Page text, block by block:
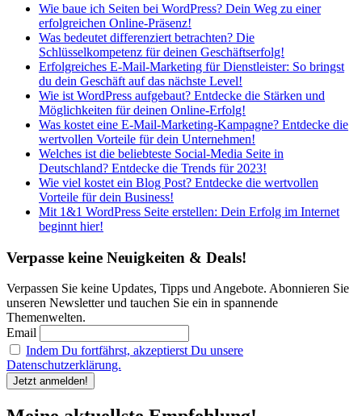
Wie baue ich Seiten bei WordPress? Dein Weg zu einer
erfolgreichen Online-Präsenz!
Was bedeutet differenziert betrachten? Die
Schlüsselkompetenz für deinen Geschäftserfolg!
Erfolgreiches E-Mail-Marketing für Dienstleister: So bringst
du dein Geschäft auf das nächste Level!
Wie ist WordPress aufgebaut? Entdecke die Stärken und
Möglichkeiten für deinen Online-Erfolg!
Was kostet eine E-Mail-Marketing-Kampagne? Entdecke die
wertvollen Vorteile für dein Unternehmen!
Welches ist die beliebteste Social-Media Seite in
Deutschland? Entdecke die Trends für 2023!
Wie viel kostet ein Blog Post? Entdecke die wertvollen
Vorteile für dein Business!
Mit 1&1 WordPress Seite erstellen: Dein Erfolg im Internet
beginnt hier!
Verpasse keine Neuigkeiten & Deals!
Verpassen Sie keine Updates, Tipps und Angebote. Abonnieren Sie
unseren Newsletter und tauchen Sie ein in spannende
Themenwelten.
Email
Indem Du fortfährst, akzeptierst Du unsere
Datenschutzerklärung.